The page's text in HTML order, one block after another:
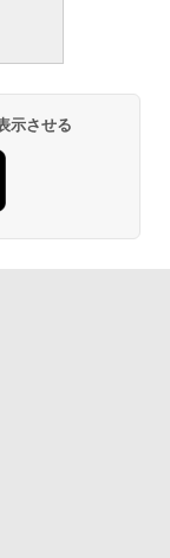
示させる